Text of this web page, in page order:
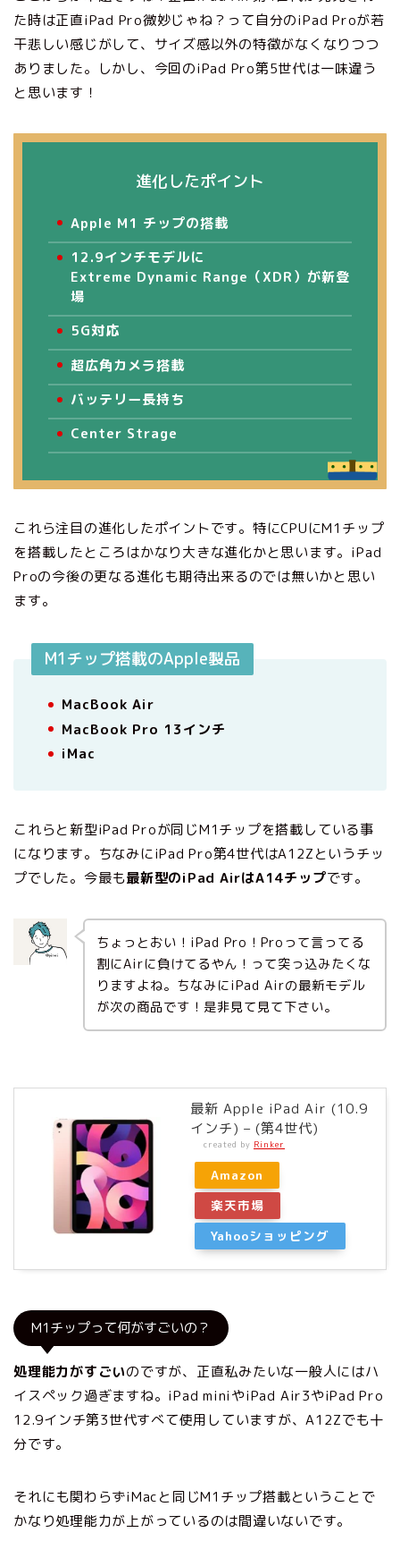
た時は正直iPad Pro微妙じゃね？って自分のiPad Proが若
干悲しい感じがして、サイズ感以外の特徴がなくなりつつ
ありました。しかし、今回のiPad Pro第5世代は一味違う
と思います！
進化したポイント
Apple M1 チップの搭載
12.9インチモデルに
Extreme Dynamic Range（XDR）が新登
場
5G対応
超広角カメラ搭載
バッテリー長持ち
Center Strage
これら注目の進化したポイントです。特にCPUにM1チップ
を搭載したところはかなり大きな進化かと思います。iPad
Proの今後の更なる進化も期待出来るのでは無いかと思い
ます。
M1チップ搭載のApple製品
MacBook Air
MacBook Pro 13インチ
iMac
これらと新型iPad Proが同じM1チップを搭載している事
になります。ちなみにiPad Pro第4世代はA12Zというチッ
プでした。今最も最新型のiPad AirはA14チップです。
ちょっとおい！iPad Pro！Proって言ってる
割にAirに負けてるやん！って突っ込みたくな
りますよね。ちなみにiPad Airの最新モデル
が次の商品です！是非見て見て下さい。
最新 Apple iPad Air (10.9
インチ) – (第4世代)
created by Rinker
Amazon
楽天市場
Yahooショッピング
M1チップって何がすごいの？
処理能力がすごいのですが、正直私みたいな一般人にはハ
イスペック過ぎますね。iPad miniやiPad Air3やiPad Pro
12.9インチ第3世代すべて使用していますが、A12Zでも十
分です。
それにも関わらずiMacと同じM1チップ搭載ということで
かなり処理能力が上がっているのは間違いないです。